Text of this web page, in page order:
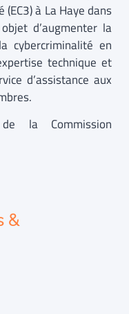
à La Haye dans
d’augmenter la
cybercriminalité en
technique et
d’assistance aux
la Commission
&